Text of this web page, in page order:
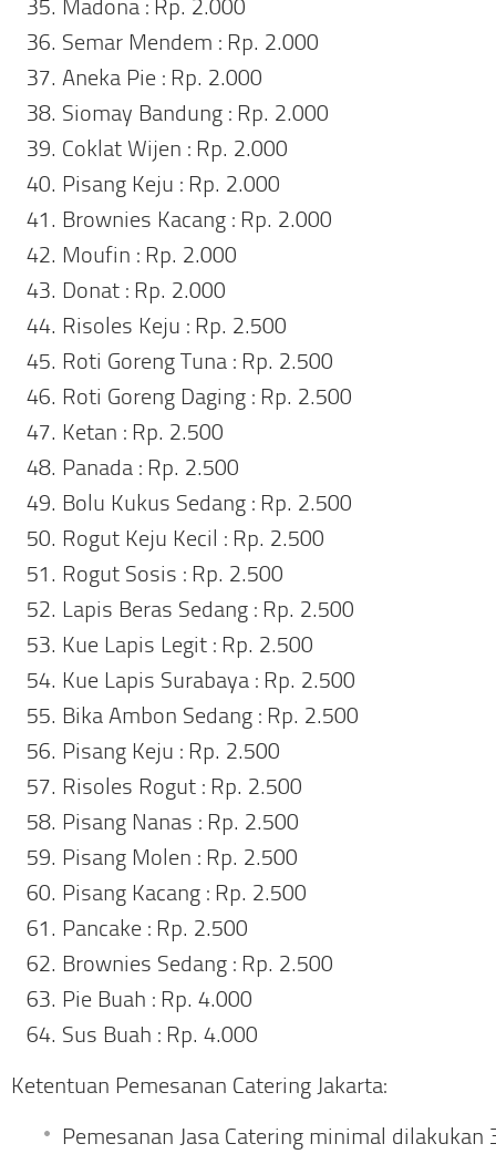
Madona : Rp. 2.000
Semar Mendem : Rp. 2.000
Aneka Pie : Rp. 2.000
Siomay Bandung : Rp. 2.000
Coklat Wijen : Rp. 2.000
Pisang Keju : Rp. 2.000
Brownies Kacang : Rp. 2.000
Moufin : Rp. 2.000
Donat : Rp. 2.000
Risoles Keju : Rp. 2.500
Roti Goreng Tuna : Rp. 2.500
Roti Goreng Daging : Rp. 2.500
Ketan : Rp. 2.500
Panada : Rp. 2.500
Bolu Kukus Sedang : Rp. 2.500
Rogut Keju Kecil : Rp. 2.500
Rogut Sosis : Rp. 2.500
Lapis Beras Sedang : Rp. 2.500
Kue Lapis Legit : Rp. 2.500
Kue Lapis Surabaya : Rp. 2.500
Bika Ambon Sedang : Rp. 2.500
Pisang Keju : Rp. 2.500
Risoles Rogut : Rp. 2.500
Pisang Nanas : Rp. 2.500
Pisang Molen : Rp. 2.500
Pisang Kacang : Rp. 2.500
Pancake : Rp. 2.500
Brownies Sedang : Rp. 2.500
Pie Buah : Rp. 4.000
Sus Buah : Rp. 4.000
Ketentuan Pemesanan Catering Jakarta:
Pemesanan Jasa Catering minimal dilakukan